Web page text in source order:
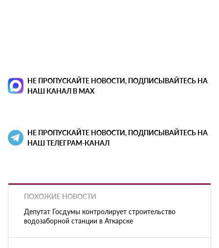
НЕ ПРОПУСКАЙТЕ НОВОСТИ, ПОДПИСЫВАЙТЕСЬ НА
НАШ КАНАЛ В MAX
НЕ ПРОПУСКАЙТЕ НОВОСТИ, ПОДПИСЫВАЙТЕСЬ НА
НАШ ТЕЛЕГРАМ-КАНАЛ
ПОХОЖИЕ НОВОСТИ
Депутат Госдумы контролирует строительство
водозаборной станции в Аткарске